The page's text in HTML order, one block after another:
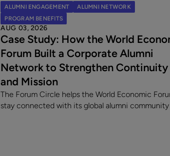
ALUMNI ENGAGEMENT
ALUMNI NETWORK
PROGRAM BENEFITS
AUG 03, 2026
Case Study: How the World
Forum Built a Corporate Alumni
Network to Strengthen Continuity
and Mission
The Forum Circle helps the World Economic
stay connected with its global alumni community